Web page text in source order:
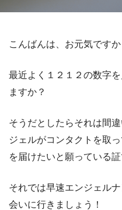
こんばんは、お元気ですか
最近よく１２１２の数字
ますか？
そうだとしたらそれは間
ジェルがコンタクトを取
を届けたいと願っている証
それでは早速エンジェル
会いに行きましょう！